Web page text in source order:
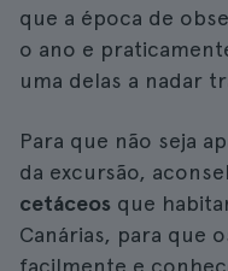
que a época de
o ano e
uma delas a nadar
Para que não seja
da excursão,
cetáceos que
Canárias, para que
facilmente e